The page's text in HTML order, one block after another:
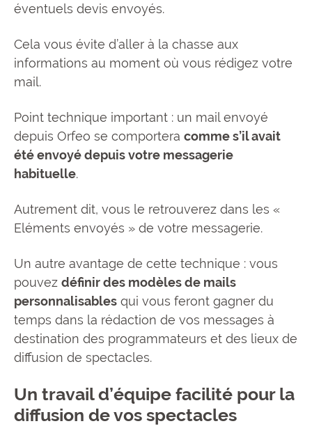
éventuels devis envoyés.
Cela vous évite d’aller à la chasse aux
informations au moment où vous rédigez votre
mail.
Point technique important : un mail envoyé
depuis Orfeo se comportera comme s’il avait
été envoyé depuis votre messagerie
habituelle.
Autrement dit, vous le retrouverez dans les «
Eléments envoyés » de votre messagerie.
Un autre avantage de cette technique : vous
pouvez définir des modèles de mails
personnalisables qui vous feront gagner du
temps dans la rédaction de vos messages à
destination des programmateurs et des lieux de
diffusion de spectacles.
Un travail d’équipe facilité pour la
diffusion de vos spectacles